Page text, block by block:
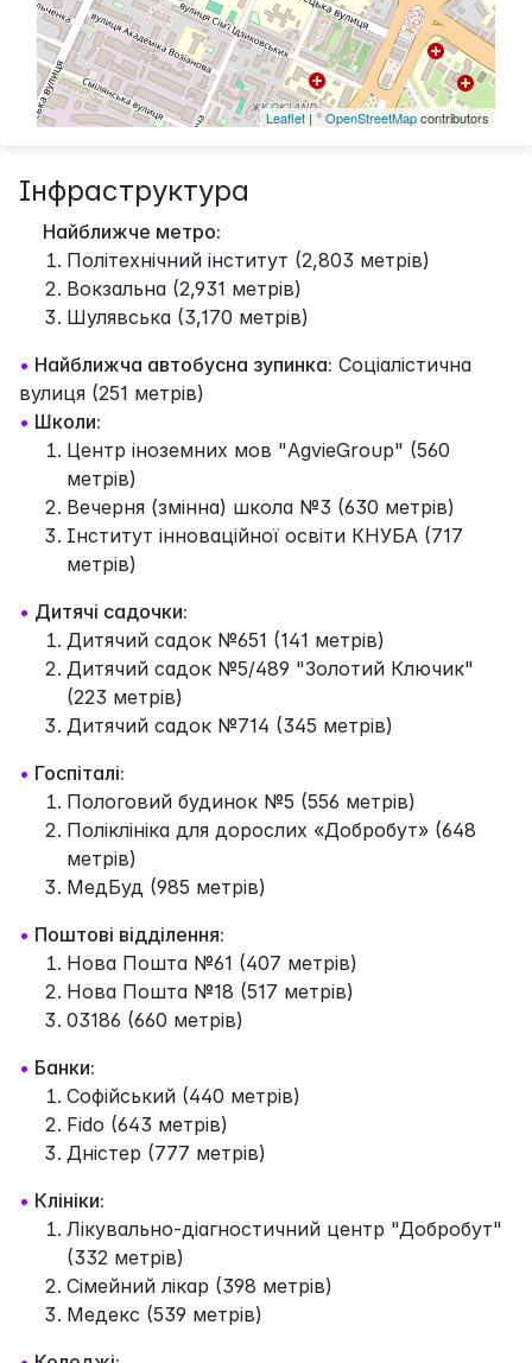
Leaflet| ©OpenStreetMapcontributors
Інфраструктура
Найближче метро:
Політехнічний інститут (2,803 метрів)
Вокзальна (2,931 метрів)
Шулявська (3,170 метрів)
• Найближча автобусна зупинка: Соціалістична
вулиця (251 метрів)
• Школи:
Центр іноземних мов "AgvieGroup" (560
метрів)
Вечерня (змінна) школа №3 (630 метрів)
Інститут інноваційної освіти КНУБА (717
метрів)
• Дитячі садочки:
Дитячий садок №651 (141 метрів)
Дитячий садок №5/489 "Золотий Ключик"
(223 метрів)
Дитячий садок №714 (345 метрів)
• Госпіталі:
Пологовий будинок №5 (556 метрів)
Поліклініка для дорослих «Добробут» (648
метрів)
МедБуд (985 метрів)
• Поштові відділення:
Нова Пошта №61 (407 метрів)
Нова Пошта №18 (517 метрів)
03186 (660 метрів)
• Банки:
Софійський (440 метрів)
Fido (643 метрів)
Дністер (777 метрів)
• Клініки:
Лікувально-діагностичний центр "Добробут"
(332 метрів)
Сімейний лікар (398 метрів)
Медекс (539 метрів)